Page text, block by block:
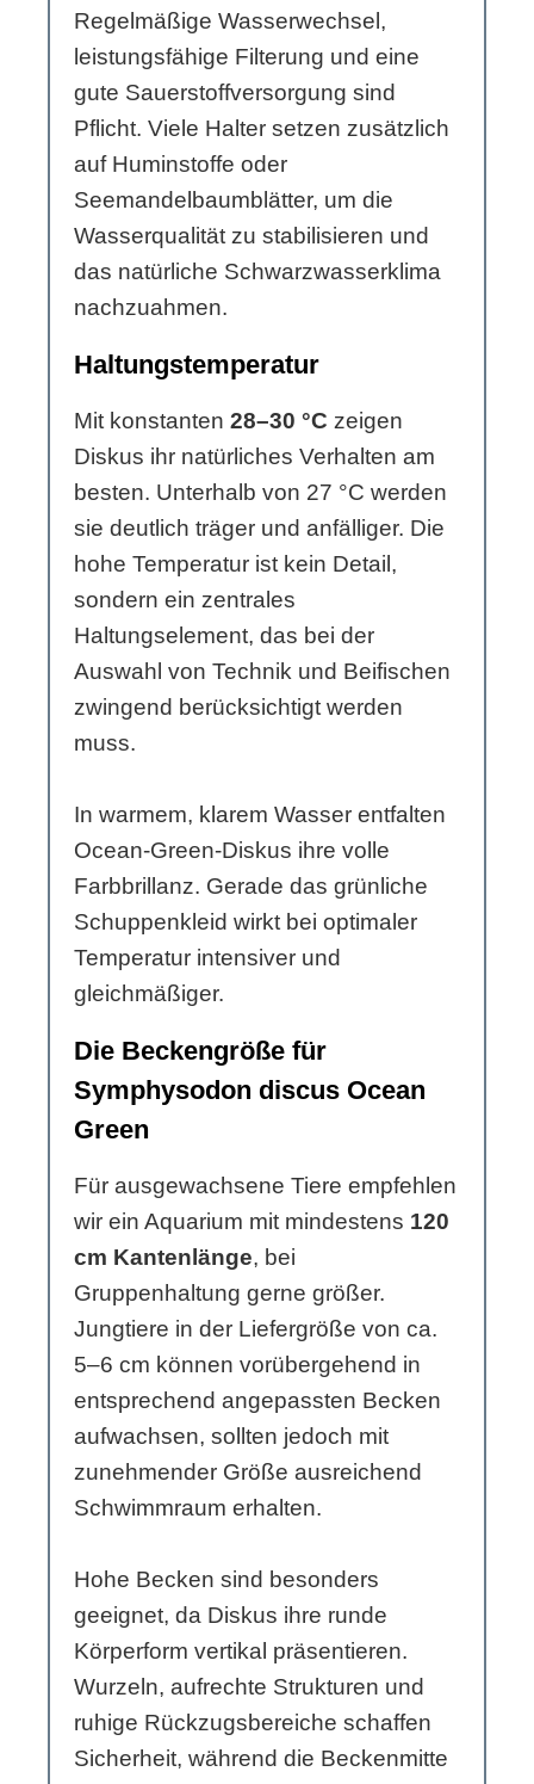
Regelmäßige Wasserwechsel,
leistungsfähige Filterung und eine
gute Sauerstoffversorgung sind
Pflicht. Viele Halter setzen zusätzlich
auf Huminstoffe oder
Seemandelbaumblätter, um die
Wasserqualität zu stabilisieren und
das natürliche Schwarzwasserklima
nachzuahmen.
Haltungstemperatur
Mit konstanten 28–30 °C zeigen
Diskus ihr natürliches Verhalten am
besten. Unterhalb von 27 °C werden
sie deutlich träger und anfälliger. Die
hohe Temperatur ist kein Detail,
sondern ein zentrales
Haltungselement, das bei der
Auswahl von Technik und Beifischen
zwingend berücksichtigt werden
muss.
In warmem, klarem Wasser entfalten
Ocean-Green-Diskus ihre volle
Farbbrillanz. Gerade das grünliche
Schuppenkleid wirkt bei optimaler
Temperatur intensiver und
gleichmäßiger.
Die Beckengröße für
Symphysodon discus Ocean
Green
Für ausgewachsene Tiere empfehlen
wir ein Aquarium mit mindestens 120
cm Kantenlänge, bei
Gruppenhaltung gerne größer.
Jungtiere in der Liefergröße von ca.
5–6 cm können vorübergehend in
entsprechend angepassten Becken
aufwachsen, sollten jedoch mit
zunehmender Größe ausreichend
Schwimmraum erhalten.
Hohe Becken sind besonders
geeignet, da Diskus ihre runde
Körperform vertikal präsentieren.
Wurzeln, aufrechte Strukturen und
ruhige Rückzugsbereiche schaffen
Sicherheit, während die Beckenmitte